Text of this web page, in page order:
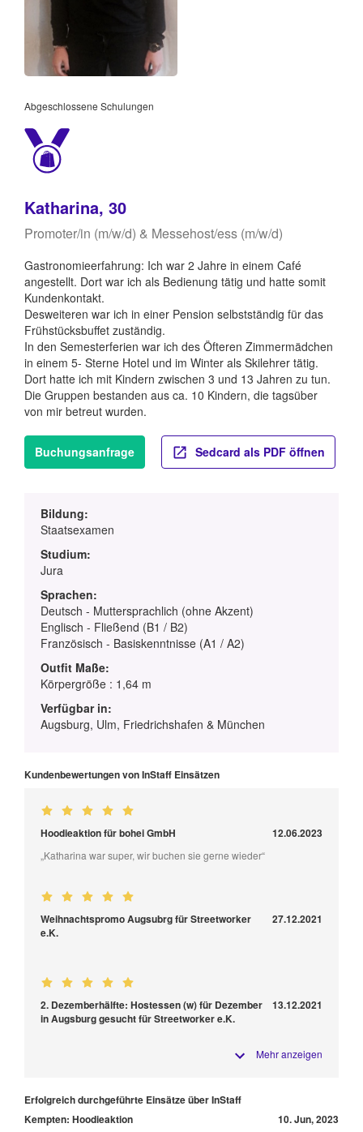
Abgeschlossene Schulungen
Katharina, 30
Promoter/in (m/w/d) & Messehost/ess (m/w/d)
Gastronomieerfahrung: Ich war 2 Jahre in einem Café
angestellt. Dort war ich als Bedienung tätig und hatte somit
Kundenkontakt.
Desweiteren war ich in einer Pension selbstständig für das
Frühstücksbuffet zuständig.
In den Semesterferien war ich des Öfteren Zimmermädchen
in einem 5- Sterne Hotel und im Winter als Skilehrer tätig.
Dort hatte ich mit Kindern zwischen 3 und 13 Jahren zu tun.
Die Gruppen bestanden aus ca. 10 Kindern, die tagsüber
von mir betreut wurden.
Buchungsanfrage Sedcard als PDF öffnen
Bildung:
Staatsexamen
Studium:
Jura
Sprachen:
Deutsch - Muttersprachlich (ohne Akzent)
Englisch - Fließend (B1 / B2)
Französisch - Basiskenntnisse (A1 / A2)
Outfit Maße:
Körpergröße : 1,64 m
Verfügbar in:
Augsburg, Ulm, Friedrichshafen & München
Kundenbewertungen von InStaff Einsätzen
Hoodieaktion für bohei GmbH 12.06.2023
„Katharina war super, wir buchen sie gerne wieder“
Weihnachtspromo Augsubrg für Streetworker
e.K.
27.12.2021
2. Dezemberhälfte: Hostessen (w) für Dezember
in Augsburg gesucht für Streetworker e.K.
13.12.2021
Mehr anzeigen
Erfolgreich durchgeführte Einsätze über InStaff
Kempten: Hoodieaktion
10. Jun, 2023